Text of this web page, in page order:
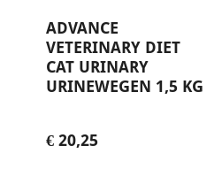
ADVANCE
VETERINARY DIET
CAT URINARY
URINEWEGEN 1,5 KG
€ 20,25